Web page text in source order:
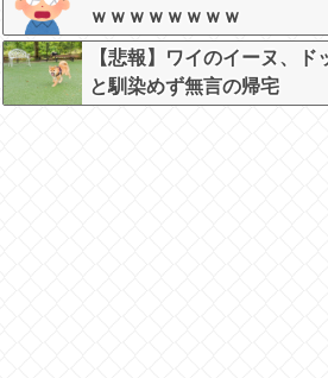
ｗｗｗｗｗｗｗｗ
【悲報】ワイのイーヌ、
と馴染めず無言の帰宅